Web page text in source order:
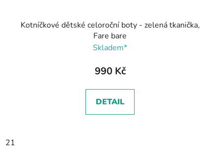
Kotníčkové dětské celoroční boty - zelená tkanička,
Fare bare
Skladem*
990 Kč
DETAIL
21